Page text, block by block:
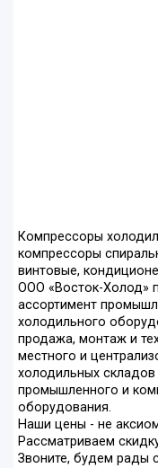
Компрессоры
компрессоры
винтовые,
ООО «Восток-Холод»
ассортимент
холодильного
продажа, монтаж и
местного и
холодильных
промышленного и
оборудования.
Наши цены - не
Рассматриваем
Звоните, будем рады